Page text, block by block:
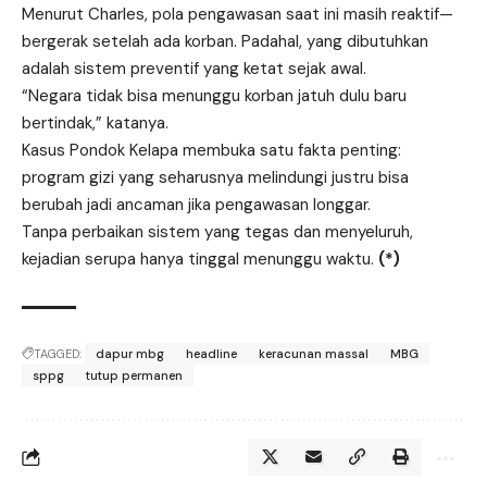
Menurut Charles, pola pengawasan saat ini masih reaktif—
bergerak setelah ada korban. Padahal, yang dibutuhkan
adalah sistem preventif yang ketat sejak awal.
“Negara tidak bisa menunggu korban jatuh dulu baru
bertindak,” katanya.
Kasus Pondok Kelapa membuka satu fakta penting:
program gizi yang seharusnya melindungi justru bisa
berubah jadi ancaman jika pengawasan longgar.
Tanpa perbaikan sistem yang tegas dan menyeluruh,
kejadian serupa hanya tinggal menunggu waktu. (*)
TAGGED: dapur mbg headline keracunan massal
MBG
sppg
tutup permanen